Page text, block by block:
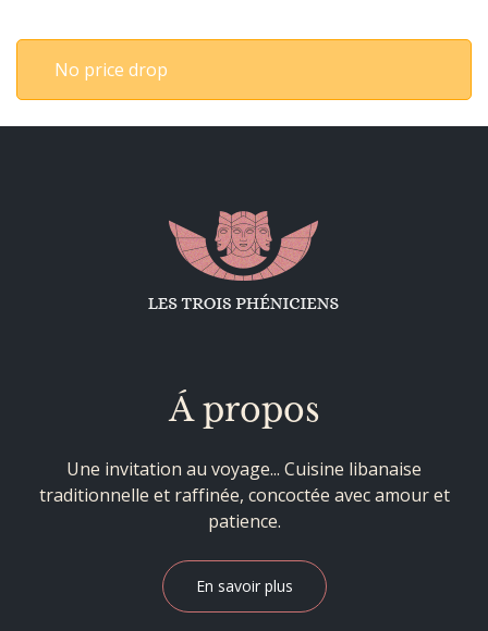
No price drop
Á propos
Une invitation au voyage... Cuisine libanaise
traditionnelle et raffinée, concoctée avec amour et
patience.
En savoir plus